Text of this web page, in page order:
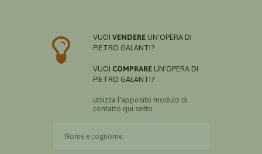
VUOI VENDERE UN'OPERA DI
PIETRO GALANTI?
VUOI COMPRARE UN'OPERA DI
PIETRO GALANTI?
utilizza l'apposito modulo di
contatto qui sotto